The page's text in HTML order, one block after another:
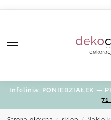
Infolinia: PONIEDZIAŁEK —
71
/ /